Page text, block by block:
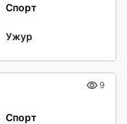
Спорт
Ужур
9
Спорт